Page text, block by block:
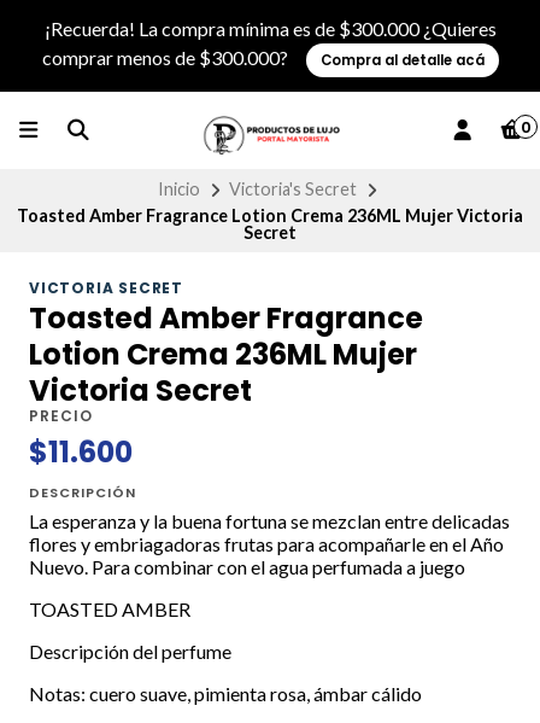
¡Recuerda! La compra mínima es de $300.000 ¿Quieres
comprar menos de $300.000?
Compra al detalle acá
0
Inicio
Victoria's Secret
Toasted Amber Fragrance Lotion Crema 236ML Mujer Victoria
Secret
VICTORIA SECRET
Toasted Amber Fragrance
Lotion Crema 236ML Mujer
Victoria Secret
PRECIO
$11.600
DESCRIPCIÓN
La esperanza y la buena fortuna se mezclan entre delicadas
flores y embriagadoras frutas para acompañarle en el Año
Nuevo. Para combinar con el agua perfumada a juego
TOASTED AMBER
Descripción del perfume
Notas: cuero suave, pimienta rosa, ámbar cálido